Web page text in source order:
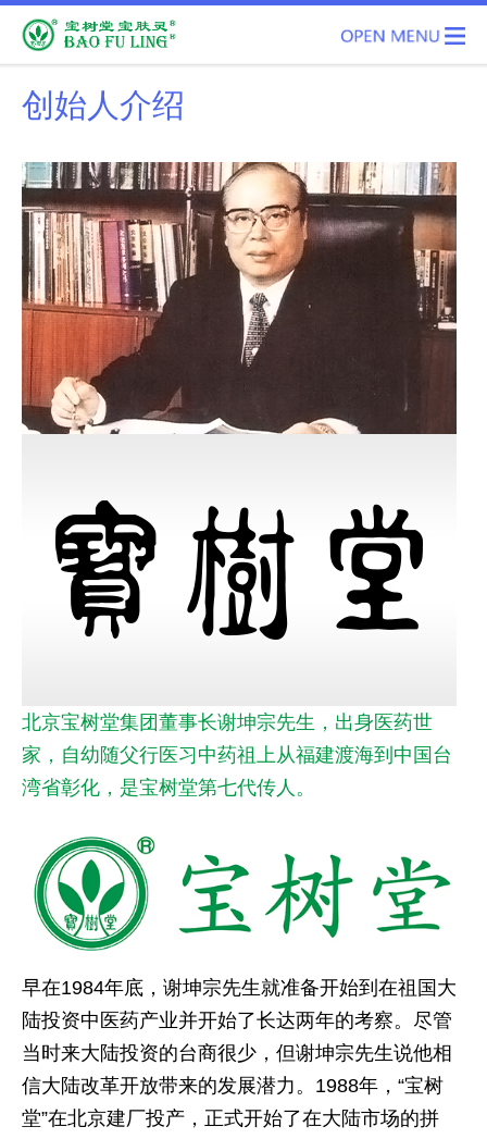
创始人介绍
北京宝树堂集团董事长谢坤宗先生，出身医药世
家，自幼随父行医习中药祖上从福建渡海到中国台
湾省彰化，是宝树堂第七代传人。
早在1984年底，谢坤宗先生就准备开始到在祖国大
陆投资中医药产业并开始了长达两年的考察。尽管
当时来大陆投资的台商很少，但谢坤宗先生说他相
信大陆改革开放带来的发展潜力。1988年，“宝树
堂”在北京建厂投产，正式开始了在大陆市场的拼